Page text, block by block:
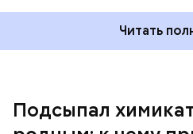
Читать
Подсыпал
Началось расследование.
Также отравленную пищу